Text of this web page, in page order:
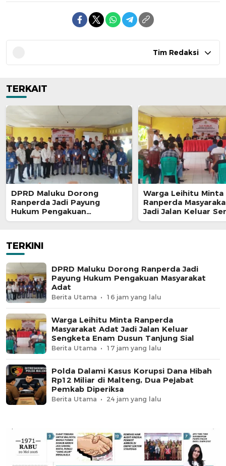
Tim Redaksi
TERKAIT
DPRD Maluku Dorong
Ranperda Jadi Payung
Hukum Pengakuan
Masyarakat Adat
Warga Leihitu Minta
Ranperda
Jadi Jalan Keluar
Enam Dusun
TERKINI
DPRD Maluku Dorong Ranperda Jadi
Payung Hukum Pengakuan Masyarakat
Adat
Berita Utama 16 jam yang lalu
Warga Leihitu Minta Ranperda
Masyarakat Adat Jadi Jalan Keluar
Sengketa Enam Dusun Tanjung Sial
Berita Utama 17 jam yang lalu
Polda Dalami Kasus Korupsi Dana Hibah
Rp12 Miliar di Malteng, Dua Pejabat
Pemkab Diperiksa
Berita Utama 24 jam yang lalu